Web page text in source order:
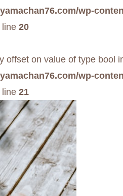
wp-
line 20
offset on value of type bool
wp-
line 21